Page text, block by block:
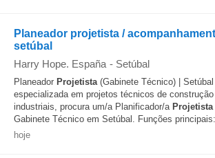
Planeador projetista /
setúbal
Harry Hope. España - Setúbal
Planeador Projetista(Gabinete Técnico) | Setúbal
especializada em projetos técnicos de
industriais, procura um/a Planificador/a Projetista
Gabinete Técnico em Setúbal. Funções
hoje